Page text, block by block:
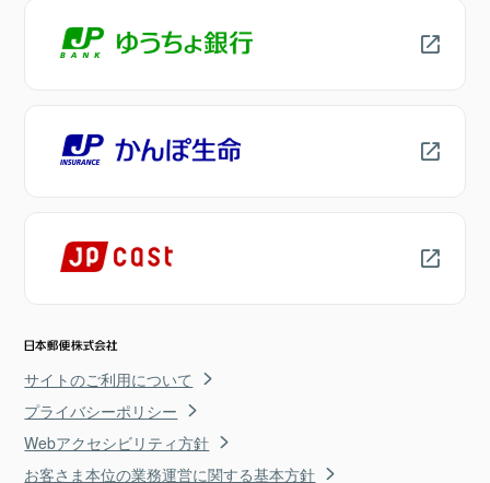
サイトのご利用について
プライバシーポリシー
Webアクセシビリティ方針
お客さま本位の業務運営に関する基本方針